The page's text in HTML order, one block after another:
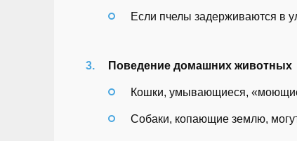
Если пчелы задерживаются в
Поведение домашних животных
Кошки, умывающиеся,
Собаки, копающие землю,